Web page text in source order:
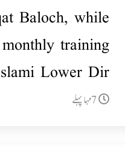
Baloch, while
training
Lower Dir